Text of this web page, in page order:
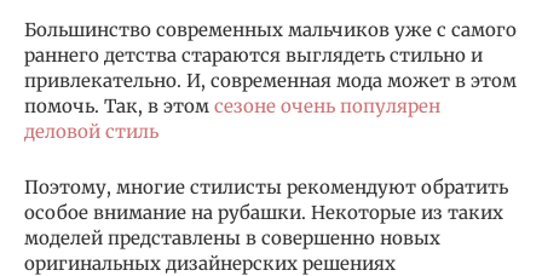
Большинство современных мальчиков уже с самого
раннего детства стараются выглядеть стильно и
привлекательно. И, современная мода может в этом
помочь. Так, в этом сезоне очень популярен
деловой стиль
Поэтому, многие стилисты рекомендуют обратить
особое внимание на рубашки. Некоторые из таких
моделей представлены в совершенно новых
оригинальных дизайнерских решениях